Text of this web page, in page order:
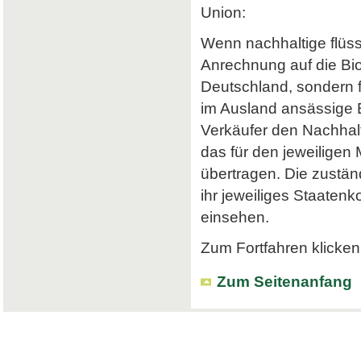
Union:
Wenn nachhaltige
Anrechnung auf die
Deutschland, sondern
im Ausland ansässige
Verkäufer den
das für den jeweiligen
übertragen. Die
ihr jeweiliges
einsehen.
Zum Fortfahren
Zum Seitenanfang